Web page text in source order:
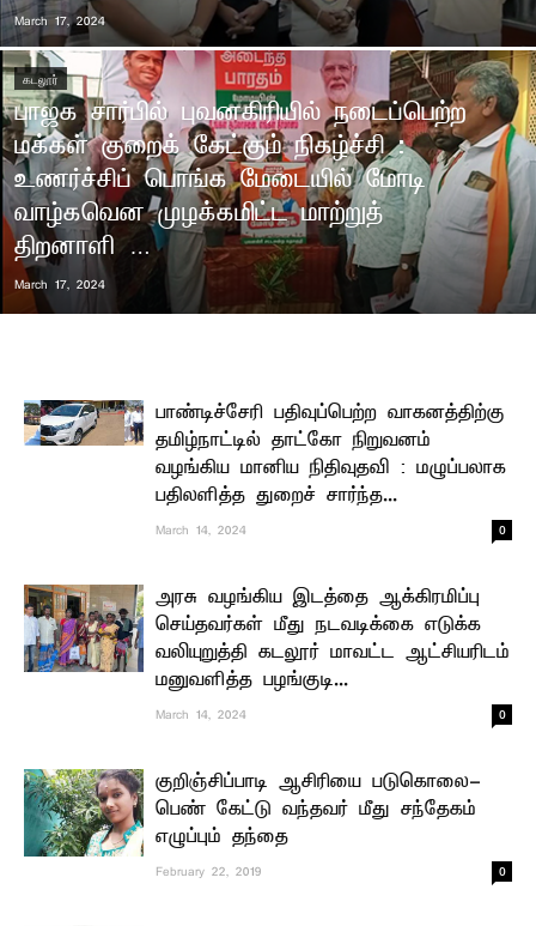
March 17, 2024
கடலூர்
பாஜக சார்பில் புவனகிரியில் நடைப்பெற்ற
மக்கள் குறைக் கேட்கும் நிகழ்ச்சி :
உணர்ச்சிப் பொங்க மேடையில் மோடி
வாழ்கவென முழக்கமிட்ட மாற்றுத்
திறனாளி …
March 17, 2024
பாண்டிச்சேரி பதிவுப்பெற்ற வாகனத்திற்கு
தமிழ்நாட்டில் தாட்கோ நிறுவனம்
வழங்கிய மானிய நிதிவுதவி : மழுப்பலாக
பதிலளித்த துறைச் சார்ந்த...
March 14, 2024 0
அரசு வழங்கிய இடத்தை ஆக்கிரமிப்பு
செய்தவர்கள் மீது நடவடிக்கை எடுக்க
வலியுறுத்தி கடலூர் மாவட்ட ஆட்சியரிடம்
மனுவளித்த பழங்குடி...
March 14, 2024 0
குறிஞ்சிப்பாடி ஆசிரியை படுகொலை-
பெண் கேட்டு வந்தவர் மீது சந்தேகம்
எழுப்பும் தந்தை
February 22, 2019 0